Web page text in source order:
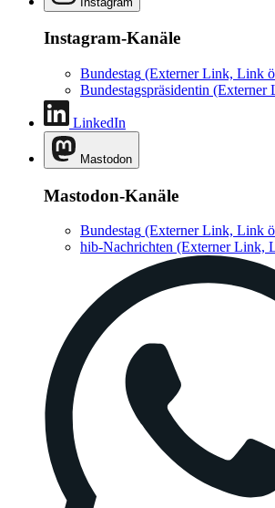
Instagram-Kanäle
Bundestag (Externer Link, Link
Bundestagspräsidentin (Externer
LinkedIn
Mastodon
Mastodon-Kanäle
Bundestag (Externer Link, Link
hib-Nachrichten (Externer Link,